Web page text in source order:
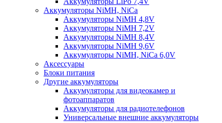
Аккумуляторы NiMH, NiCa
Аккумуляторы NiMH 4,8V
Аккумуляторы NiMH 7,2V
Аккумуляторы NiMH 8,4V
Аккумуляторы NiMH 9,6V
Аккумуляторы NiMH, NiCa 6,0V
Аксессуары
Блоки питания
Другие аккумуляторы
Аккумуляторы для видеокамер и
фотоаппаратов
Аккумуляторы для радиотелефонов
Универсальные внешние аккумуляторы